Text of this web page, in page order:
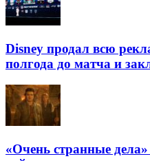
Disney продал всю
полгода до матча и
«Очень странные